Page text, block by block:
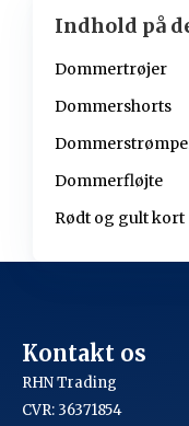
Indhold på
Dommertrøjer
Dommershorts
Dommerfløjte
Rødt og gult kort
Kontakt os
RHN Trading
CVR: 36371854